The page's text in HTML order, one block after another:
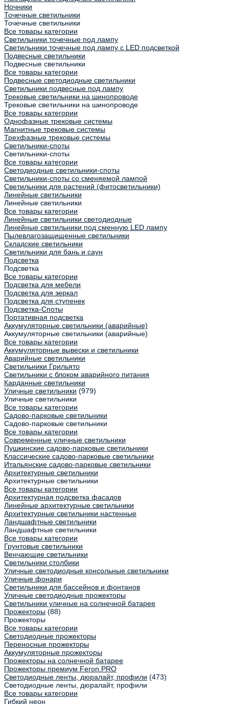
Ночники
Точечные светильники
Точечные светильники
Все товары категории
Светильники точечные под лампу
Светильники точечные под лампу с LED подсветкой
Подвесные светильники
Подвесные светильники
Все товары категории
Подвесные светодиодные светильники
Светильники подвесные под лампу
Трековые светильники на шинопроводе
Трековые светильники на шинопроводе
Все товары категории
Однофазные трековые системы
Магнитные трековые системы
Трехфазные трековые системы
Светильники-споты
Светильники-споты
Все товары категории
Светодиодные светильники-споты
Светильники-споты со сменяемой лампой
Светильники для растений (фитосветильники)
Линейные светильники
Линейные светильники
Все товары категории
Линейные светильники светодиодные
Линейные светильники под сменную LED лампу
Пылевлагозащищенные светильники
Складские светильники
Светильники для бань и саун
Подсветка
Подсветка
Все товары категории
Подсветка для мебели
Подсветка для зеркал
Подсветка для ступенек
Подсветка-Споты
Портативная подсветка
Аккумуляторные светильники (аварийные)
Аккумуляторные светильники (аварийные)
Все товары категории
Аккумуляторные вывески и светильники
Аварийные светильники
Светильники Грильято
Светильники с блоком аварийного питания
Карданные светильники
Уличные светильники (979)
Уличные светильники
Все товары категории
Садово-парковые светильники
Садово-парковые светильники
Все товары категории
Современные уличные светильники
Пушкинские садово-парковые светильники
Классические садово-парковые светильники
Итальянские садово-парковые светильники
Архитектурные светильники
Архитектурные светильники
Все товары категории
Архитектурная подсветка фасадов
Линейные архитектурные светильники
Архитектурные светильники настенные
Ландшафтные светильники
Ландшафтные светильники
Все товары категории
Грунтовые светильники
Венчающие светильники
Светильники столбики
Уличные светодиодные консольные светильники
Уличные фонари
Светильники для бассейнов и фонтанов
Уличные светодиодные прожекторы
Светильники уличные на солнечной батарее
Прожекторы (88)
Прожекторы
Все товары категории
Светодиодные прожекторы
Переносные прожекторы
Аккумуляторные прожекторы
Прожекторы на солнечной батарее
Прожекторы премиум Feron.PRO
Светодиодные ленты, дюралайт, профили (473)
Светодиодные ленты, дюралайт, профили
Все товары категории
Гибкий неон